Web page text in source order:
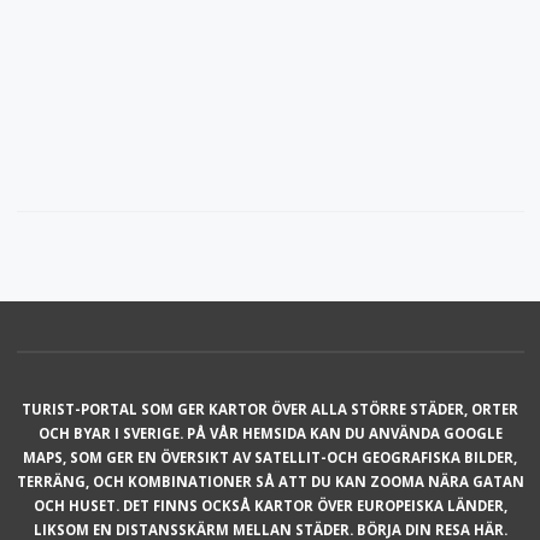
TURIST-PORTAL SOM GER KARTOR ÖVER ALLA STÖRRE STÄDER, ORTER
OCH BYAR I SVERIGE. PÅ VÅR HEMSIDA KAN DU ANVÄNDA GOOGLE
MAPS, SOM GER EN ÖVERSIKT AV SATELLIT-OCH GEOGRAFISKA BILDER,
TERRÄNG, OCH KOMBINATIONER SÅ ATT DU KAN ZOOMA NÄRA GATAN
OCH HUSET. DET FINNS OCKSÅ KARTOR ÖVER EUROPEISKA LÄNDER,
LIKSOM EN DISTANSSKÄRM MELLAN STÄDER. BÖRJA DIN RESA HÄR.